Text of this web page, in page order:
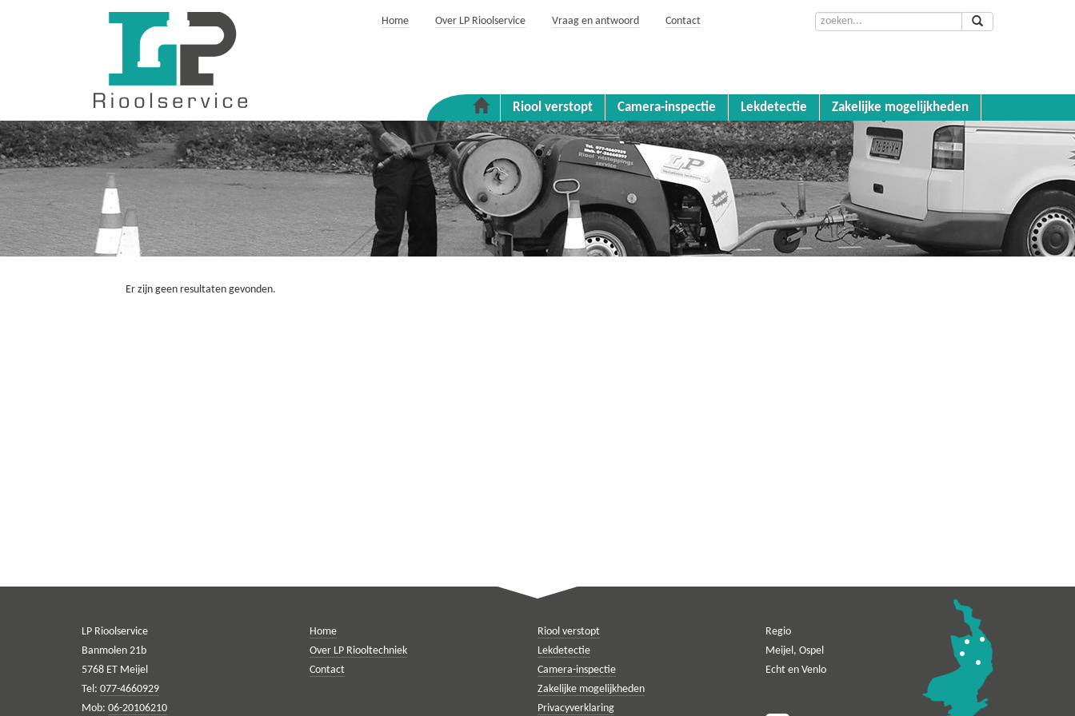
Home Over LP Rioolservice Vraag en antwoord Contact
Riool verstopt Camera-inspectie Lekdetectie Zakelijke mogelijkheden
Er zijn geen resultaten gevonden.
LP Rioolservice
Banmolen 21b
5768 ET Meijel
Tel: 077-4660929
Mob: 06-20106210
Home
Over LP Riooltechniek
Contact
Riool verstopt
Lekdetectie
Camera-inspectie
Zakelijke mogelijkheden
Privacyverklaring
Regio
Meijel, Ospel
Echt en Venlo